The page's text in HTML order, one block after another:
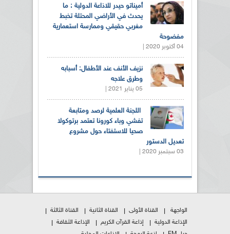
أميناتو حيدر للاذاعة الدولية : ما
يحدث في الأراضي المحتلة تخبط
مغربي حقيقي وممارسة استعمارية
مفضوحة
04 أكتوبر 2020 |
نزيف الأنف عند الأطفال: أسبابه
وطرق علاجه
05 يناير 2021 |
اللجنة العلمية لرصد ومتابعة
تفشي وباء كورونا تعتمد برتوكولا
صحيا للاستفتاء حول مشروع
تعديل الدستور
03 سبتمبر 2020 |
الواجهة القناة الأولى القناة الثانية
القناة الثالثة
الإذاعة الدولية
إذاعة القرآن الكريم
الإذاعة الثقافة